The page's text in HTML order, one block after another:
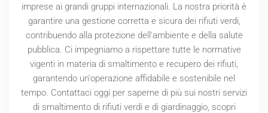
imprese ai grandi gruppi internazionali. La nostra priorità è
garantire una gestione corretta e sicura dei rifiuti verdi,
contribuendo alla protezione dell'ambiente e della salute
pubblica. Ci impegniamo a rispettare tutte le normative
vigenti in materia di smaltimento e recupero dei rifiuti,
garantendo un'operazione affidabile e sostenibile nel
tempo. Contattaci oggi per saperne di più sui nostri servizi
di smaltimento di rifiuti verdi e di giardinaggio, scopri